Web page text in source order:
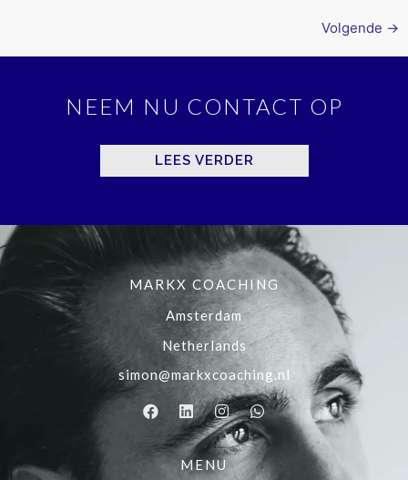
Volgende →
NEEM NU CONTACT OP
LEES VERDER
MARKX COACHING
Amsterdam
Netherlands
simon@markxcoaching.nl
MENU